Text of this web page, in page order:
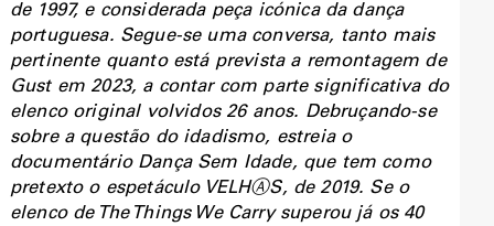
de 1997, e considerada peça icónica da dança
portuguesa. Segue-se uma conversa, tanto mais
pertinente quanto está prevista a remontagem de
Gust em 2023, a contar com parte significativa do
elenco original volvidos 26 anos. Debruçando-se
sobre a questão do idadismo, estreia o
documentário Dança Sem Idade, que tem como
pretexto o espetáculo VELHⒶS, de 2019. Se o
elenco de The Things We Carry superou já os 40